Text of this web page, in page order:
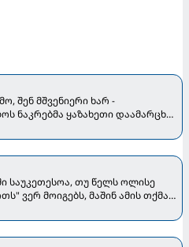
შენ მშვენიერი ხარ -
ნაკრებმა ყაზახეთი დაამარცხა
საუკეთესოა, თუ წელს ოლისე
ვერ მოიგებს, მაშინ ამის თქმა